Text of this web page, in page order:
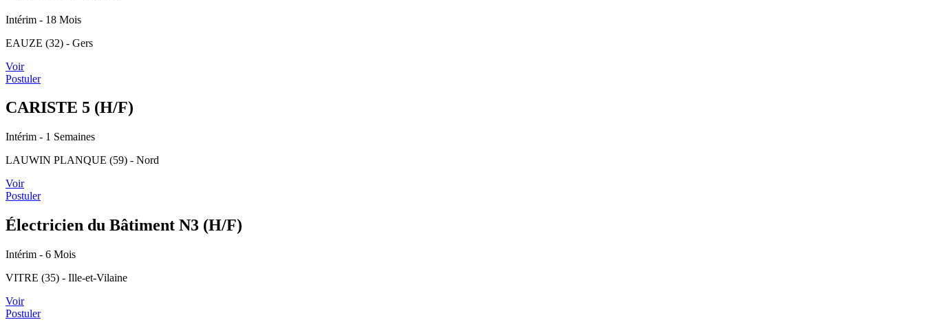
Intérim - 18 Mois
EAUZE (32) - Gers
Voir
Postuler
CARISTE 5 (H/F)
Intérim - 1 Semaines
LAUWIN PLANQUE (59) - Nord
Voir
Postuler
Électricien du Bâtiment N3 (H/F)
Intérim - 6 Mois
VITRE (35) - Ille-et-Vilaine
Voir
Postuler